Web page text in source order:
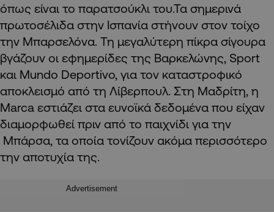
όπως είναι το παρατσούκλι του.Τα σημερινά
πρωτοσέλιδα στην Ισπανία στήνουν στον τοίχο
την Μπαρσελόνα. Τη μεγαλύτερη πίκρα σίγουρα
βγάζουν οι εφημερίδες της Βαρκελώνης, Sport
και Mundo Deportivo, για τον καταστροφικό
αποκλεισμό από τη Λίβερπουλ. Στη Μαδρίτη, η
Marca εστιάζει στα ευνοϊκά δεδομένα που είχαν
διαμορφωθεί πριν από το παιχνίδι για την
Μπάρσα, τα οποία τονίζουν ακόμα περισσότερο
την αποτυχία της.
Advertisement